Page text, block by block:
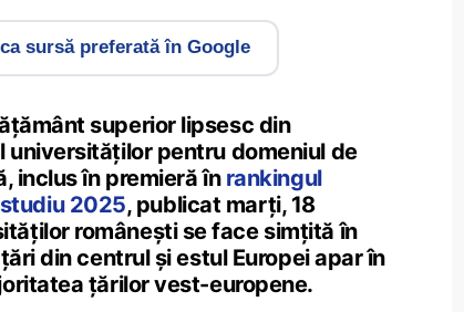
sursă preferată în Google
superior lipsesc din
universităților pentru domeniul de
inclus în premieră în rankingul
2025, publicat marți, 18
românești se face simțită în
din centrul și estul Europei apar în
țărilor vest-europene.